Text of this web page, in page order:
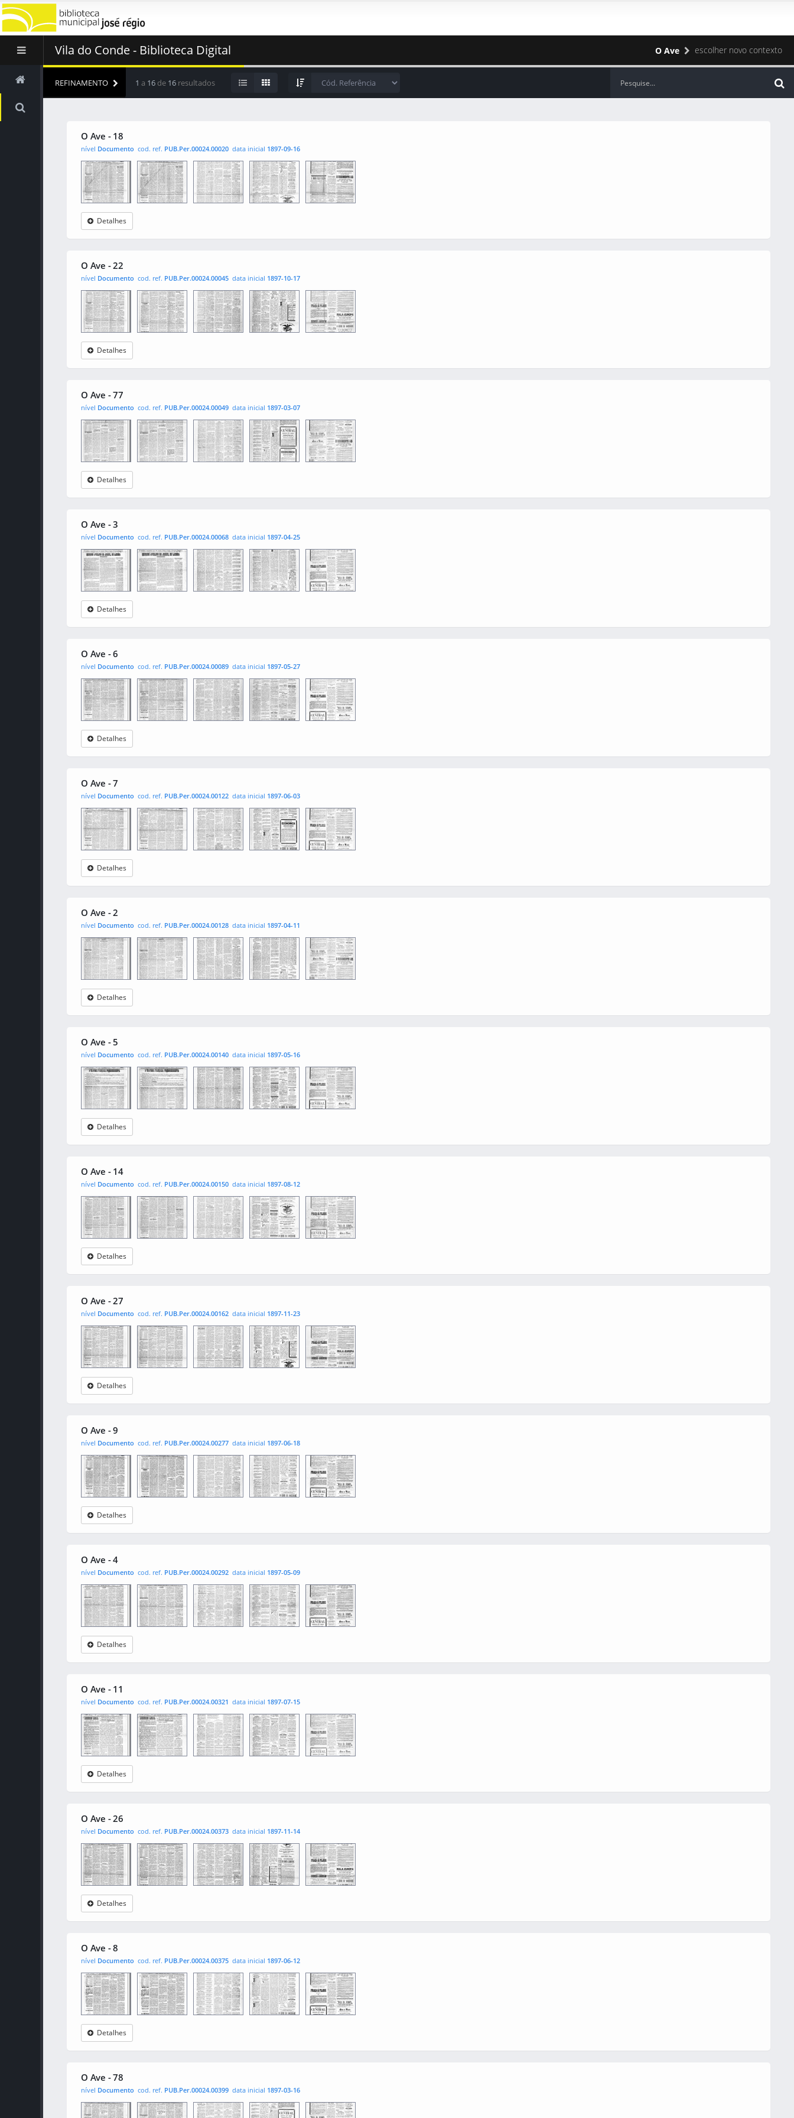
Vila do Conde - Biblioteca Digital O Ave escolher novo contexto
REFINAMENTO 1 a 16 de 16 resultados
O Ave - 18
nível Documento cod. ref. PUB.Per.00024.00020 data inicial 1897-09-16
O Ave
Detalhes
O Ave - 22
nível Documento cod. ref. PUB.Per.00024.00045 data inicial 1897-10-17
O Ave
Detalhes
O Ave - 77
nível Documento cod. ref. PUB.Per.00024.00049 data inicial 1897-03-07
O Ave
Detalhes
O Ave - 3
nível Documento cod. ref. PUB.Per.00024.00068 data inicial 1897-04-25
O Ave
Detalhes
O Ave - 6
nível Documento cod. ref. PUB.Per.00024.00089 data inicial 1897-05-27
O Ave
Detalhes
O Ave - 7
nível Documento cod. ref. PUB.Per.00024.00122 data inicial 1897-06-03
O Ave
Detalhes
O Ave - 2
nível Documento cod. ref. PUB.Per.00024.00128 data inicial 1897-04-11
O Ave
Detalhes
O Ave - 5
nível Documento cod. ref. PUB.Per.00024.00140 data inicial 1897-05-16
O Ave
Detalhes
O Ave - 14
nível Documento cod. ref. PUB.Per.00024.00150 data inicial 1897-08-12
O Ave
Detalhes
O Ave - 27
nível Documento cod. ref. PUB.Per.00024.00162 data inicial 1897-11-23
O Ave
Detalhes
O Ave - 9
nível Documento cod. ref. PUB.Per.00024.00277 data inicial 1897-06-18
O Ave
Detalhes
O Ave - 4
nível Documento cod. ref. PUB.Per.00024.00292 data inicial 1897-05-09
O Ave
Detalhes
O Ave - 11
nível Documento cod. ref. PUB.Per.00024.00321 data inicial 1897-07-15
O Ave
Detalhes
O Ave - 26
nível Documento cod. ref. PUB.Per.00024.00373 data inicial 1897-11-14
O Ave
Detalhes
O Ave - 8
nível Documento cod. ref. PUB.Per.00024.00375 data inicial 1897-06-12
O Ave
Detalhes
O Ave - 78
nível Documento cod. ref. PUB.Per.00024.00399 data inicial 1897-03-16